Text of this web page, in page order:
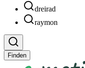
dreirad
raymon
Finden